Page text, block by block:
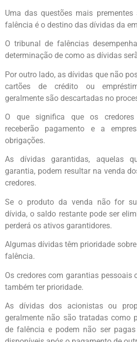
Uma das questões mais
falência é o destino das dívidas da
O tribunal de falências
determinação de como as dívidas
Por outro lado, as dívidas que não
cartões de crédito ou
geralmente são descartadas no
O que significa que os
receberão pagamento e a
obrigações.
As dívidas garantidas, aquelas
garantia, podem resultar na venda
credores.
Se o produto da venda não for
dívida, o saldo restante pode ser
perderá os ativos garantidores.
Algumas dívidas têm prioridade
falência.
Os credores com garantias pessoais
também ter prioridade.
As dívidas dos acionistas ou
geralmente não são tratadas como
de falência e podem não ser